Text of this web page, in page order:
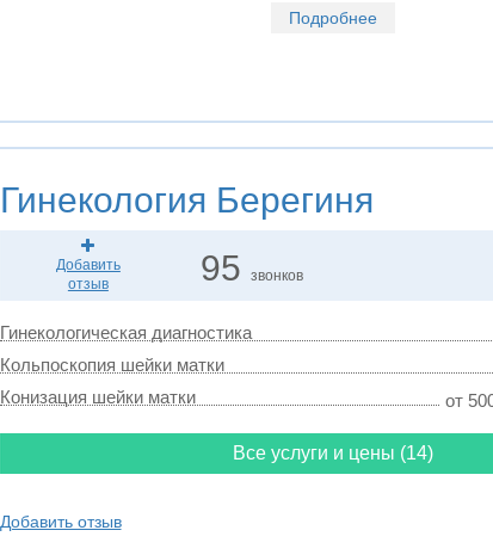
Подробнее
Гинекология Берегиня
Добавить
отзыв
95 звонков
Гинекологическая диагностика
Кольпоскопия шейки матки
Конизация шейки матки
от
Все услуги и цены (14)
Добавить отзыв